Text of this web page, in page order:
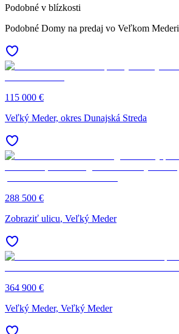
Podobné v blízkosti
Podobné Domy na predaj vo Veľkom Mederi
115 000 €
Veľký Meder, okres Dunajská Streda
288 500 €
Zobraziť ulicu, Veľký Meder
364 900 €
Veľký Meder, Veľký Meder